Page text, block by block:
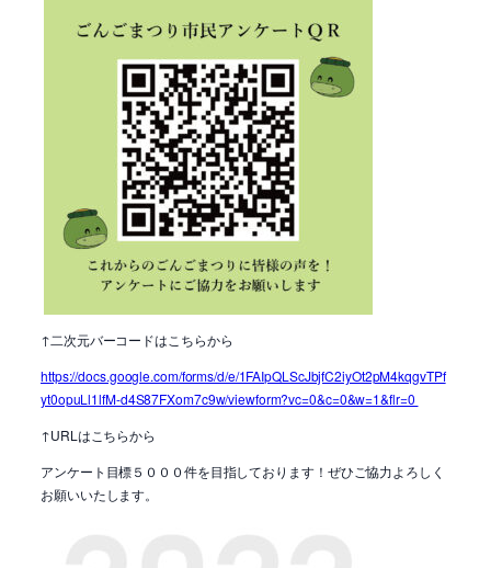
↑二次元バーコードはこちらから
https://docs.google.com/forms/d/e/1FAIpQLScJbjfC2iyOt2pM4kqgvTPf
yt0opuLl1lfM-d4S87FXom7c9w/viewform?vc=0&c=0&w=1&flr=0
↑URL はこちらから
アンケート目標５０００件を目指しております！ぜひご協力よろしく
お願いいたします。